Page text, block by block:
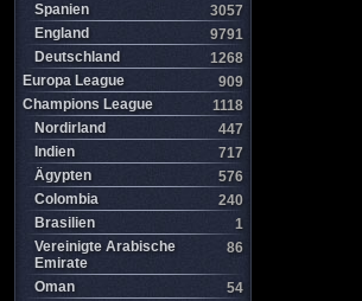
Spanien
3057
England
9791
Deutschland
1268
Europa League
909
Champions League
1118
Nordirland
447
Indien
717
Ägypten
576
Colombia
240
Brasilien
1
Vereinigte Arabische
Emirate
86
Oman
54